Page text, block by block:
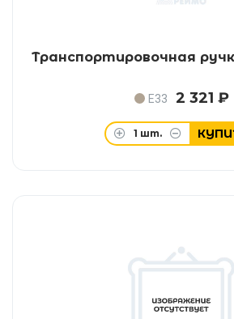
Транспортировочная
E33 2 321 ₽
1 шт.